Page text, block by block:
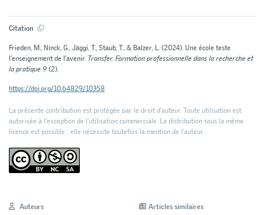
Citation
Frieden, M., Ninck, G., Jäggi, T., Staub, T., & Balzer, L. (2024). Une école teste
l’enseignement de l’avenir. Transfer. Formation professionnelle dans la recherche et
la pratique 9(2).
https://doi.org/10.64829/10358
La présente contribution est protégée par le droit d'auteur. Toute utilisation est
autorisée à l'exception de l'utilisation commerciale. La distribution sous la même
licence est possible ; elle nécessite toutefois la mention de l’auteur.
Auteurs Articles similaires